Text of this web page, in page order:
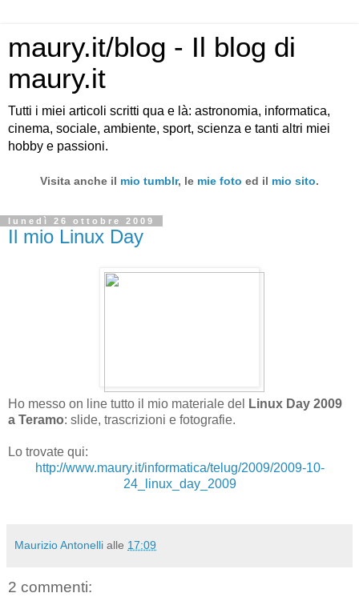
maury.it/blog - Il blog di
maury.it
Tutti i miei articoli scritti qua e là: astronomia, informatica,
cinema, sociale, ambiente, sport, scienza e tanti altri miei
hobby e passioni.
Visita anche il mio tumblr, le mie foto ed il mio sito.
lunedì 26 ottobre 2009
Il mio Linux Day
Ho messo on line tutto il mio materiale del
Linux Day 2009
a Teramo: slide, trascrizioni e fotografie.
Lo trovate qui:
http://www.maury.it/informatica/telug/2009/2009-10-
24_linux_day_2009
Maurizio Antonelli alle 17:09
2 commenti: